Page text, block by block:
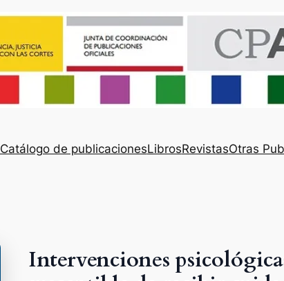
Catálogo de publicacionesLibrosRevistasOtras
Intervenciones